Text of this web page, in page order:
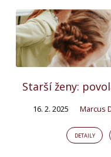
Starší ženy:
16. 2. 2025 Marcus
DETAILY